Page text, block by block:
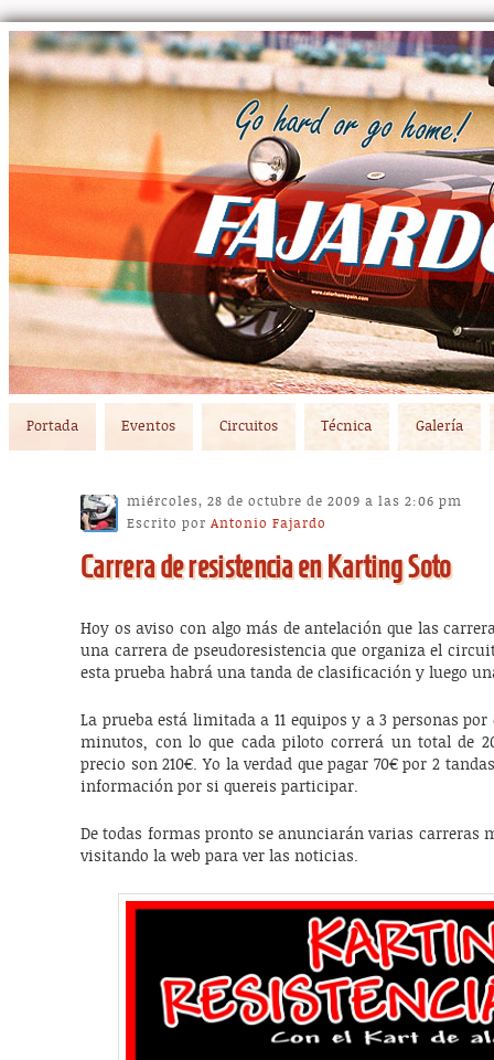
Skip to primary content
Skip to secondary content
Portada Eventos Circuitos Técnica Galería
Carrera de resistencia en Karting Soto
miércoles, 28 de octubre de 2009 a las 2:06 pm
Escrito porAntonio Fajardo
Hoy os aviso con algo más de antelación que las
una carrera de pseudoresistencia que organiza el
esta prueba habrá una tanda de clasificación y luego
La prueba está limitada a 11 equipos y a 3 personas por
minutos, con lo que cada piloto correrá un total de
precio son 210€. Yo la verdad que pagar 70€ por 2
información por si quereis participar.
De todas formas pronto se anunciarán varias carreras
visitando la web para ver las noticias.